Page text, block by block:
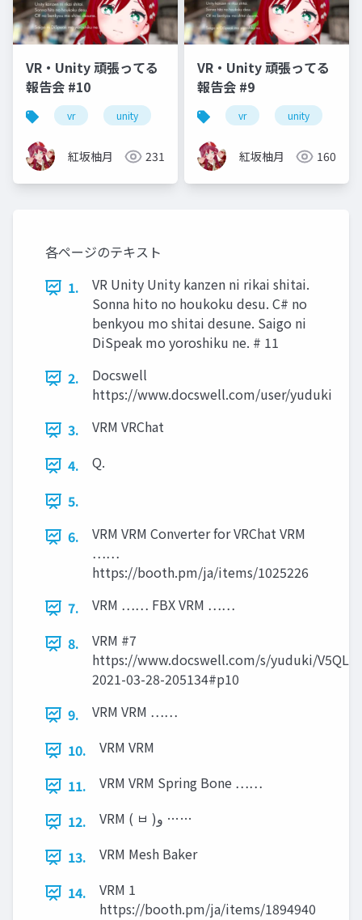
VR・Unity 頑張ってる
報告会 #10
vr unity vrchat 初心者
紅坂柚月 231
VR・Unity 頑張ってる
報告会 #9
vr unity
紅坂柚月 160
各ページのテキスト
1.
VR Unity Unity kanzen ni rikai shitai.
Sonna hito no houkoku desu. C# no
benkyou mo shitai desune. Saigo ni
DiSpeak mo yoroshiku ne. # 11
2.
Docswell
https://www.docswell.com/user/yuduki
3.
VRM VRChat
4.
Q.
5.
6.
VRM VRM Converter for VRChat VRM
……
https://booth.pm/ja/items/1025226
7.
VRM …… FBX VRM ……
8.
VRM #7
https://www.docswell.com/s/yuduki/
2021-03-28-205134#p10
9.
VRM VRM ……
10.
VRM VRM
11.
VRM VRM Spring Bone ……
12.
VRM ( ㅂ )‫و‬ ……
13.
VRM Mesh Baker
14.
VRM 1
https://booth.pm/ja/items/1894940